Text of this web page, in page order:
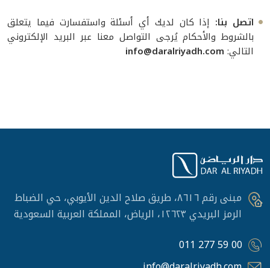
اتصل بنا: إذا كان لديك أي أسئلة واستفسارت فيما يتعلق
بالشروط والأحكام يُرجى التواصل معنا عبر البريد الإلكتروني
التالي:
مبنى رقم ٨٦١٦، طريق صلاح الدين الأيوبي، حي الضباط
الرمز البريدي ١٢٦٢٣، الرياض، المملكة العربية السعودية
011 277 59 00